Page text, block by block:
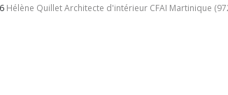
Hélène Quillet Architecte d'intérieur CFAI Martinique